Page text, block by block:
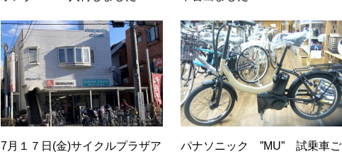
7月１７日(金)サイクルプラザア
パナソニック ”MU” 試乗車ご